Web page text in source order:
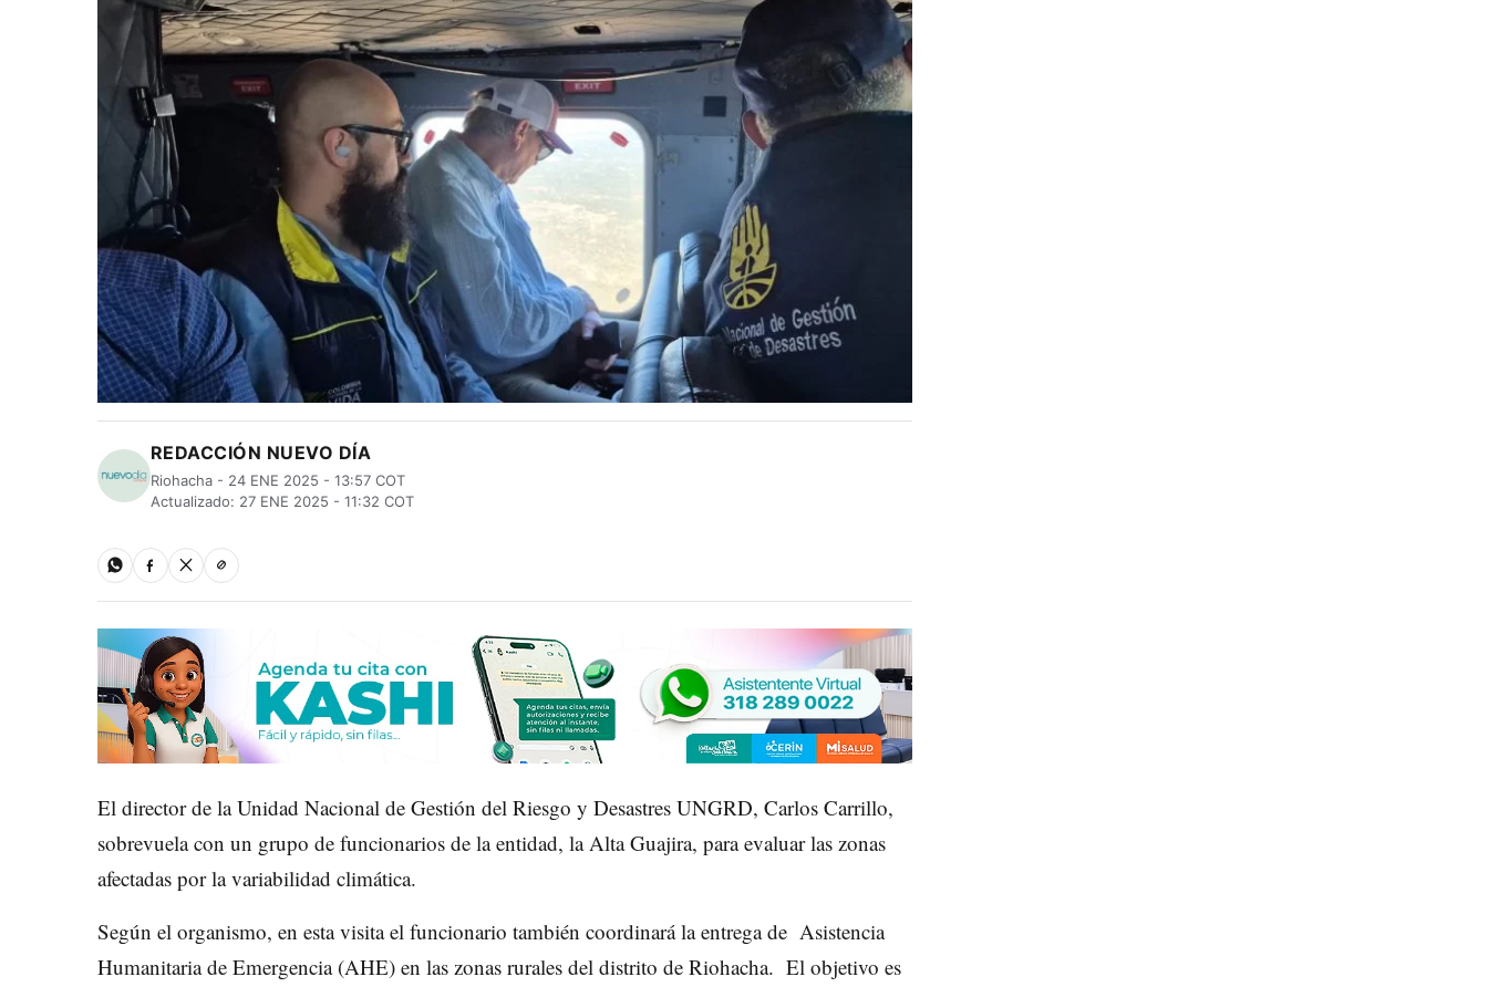
REDACCIÓN NUEVO DÍA
Riohacha - 24 ENE 2025 - 13:57 COT
Actualizado: 27 ENE 2025 - 11:32 COT
El director de la Unidad Nacional de Gestión del Riesgo y Desastres UNGRD, Carlos Carrillo,
sobrevuela con un grupo de funcionarios de la entidad, la Alta Guajira, para evaluar las zonas
afectadas por la variabilidad climática.
Según el organismo, en esta visita el funcionario también coordinará la entrega de Asistencia
Humanitaria de Emergencia (AHE) en las zonas rurales del distrito de Riohacha. El objetivo es